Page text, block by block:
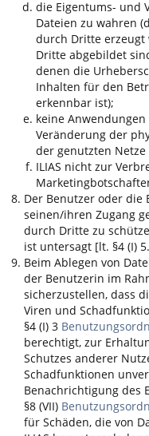
die Eigentums- und
Dateien zu wahren
durch Dritte erzeugt
Dritte abgebildet
denen die
Inhalten für den
erkennbar ist);
keine
Veränderung der
der genutzten
ILIAS nicht zur
Der Benutzer oder die
seinen/ihren Zugang
durch Dritte zu
ist untersagt [lt. §4 (I) 5.
Beim Ablegen von
der Benutzerin im
sicherzustellen, dass
Viren und
§4 (I) 3
berechtigt, zur
Schutzes anderer
Schadfunktionen
Benachrichtigung des
§8 (VII)
für Schäden, die von